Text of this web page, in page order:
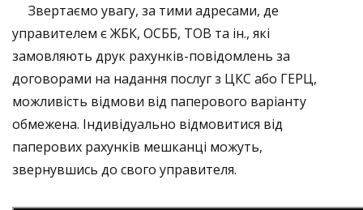
Звертаємо увагу, за тими адресами, де
управителем є ЖБК, ОСББ, ТОВ та ін., які
замовляють друк рахунків-повідомлень за
договорами на надання послуг з ЦКС або ГЕРЦ,
можливість відмови від паперового варіанту
обмежена. Індивідуально відмовитися від
паперових рахунків мешканці можуть,
звернувшись до свого управителя.